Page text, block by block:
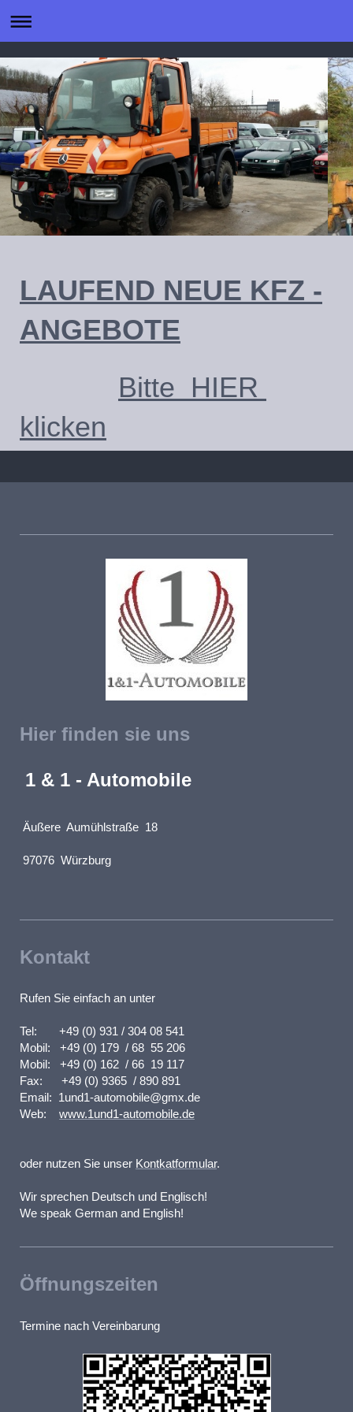
LAUFEND NEUE KFZ -
ANGEBOTE
Bitte HIER
klicken
Hier finden sie uns
1 & 1 - Automobile
Äußere Aumühlstraße 18
97076 Würzburg
Kontakt
Rufen Sie einfach an unter
Tel: +49 (0) 931 / 304 08 541
Mobil: +49 (0) 179 / 68 55 206
Mobil: +49 (0) 162 / 66 19 117
Fax: +49 (0) 9365 / 890 891
Email: 1und1-automobile@gmx.de
Web: www.1und1-automobile.de
oder nutzen Sie unser Kontkatformular.
Wir sprechen Deutsch und Englisch!
We speak German and English!
Öffnungszeiten
Termine nach Vereinbarung